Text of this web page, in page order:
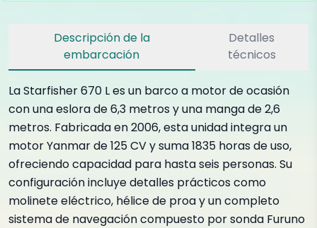
Descripción de la
embarcación
Detalles
técnicos
La Starfisher 670 L es un barco a motor de ocasión
con una eslora de 6,3 metros y una manga de 2,6
metros. Fabricada en 2006, esta unidad integra un
motor Yanmar de 125 CV y suma 1835 horas de uso,
ofreciendo capacidad para hasta seis personas. Su
configuración incluye detalles prácticos como
molinete eléctrico, hélice de proa y un completo
sistema de navegación compuesto por sonda Furuno